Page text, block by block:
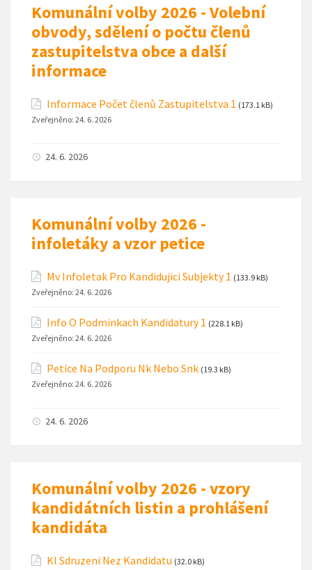
Komunální volby 2026 - Volební
obvody, sdělení o počtu členů
zastupitelstva obce a další
informace
Informace Počet členů Zastupitelstva 1 (173.1 kB)
Zveřejněno: 24. 6. 2026
24. 6. 2026
Komunální volby 2026 -
infoletáky a vzor petice
Mv Infoletak Pro Kandidujici Subjekty 1 (133.9 kB)
Zveřejněno: 24. 6. 2026
Info O Podminkach Kandidatury 1 (228.1 kB)
Zveřejněno: 24. 6. 2026
Petice Na Podporu Nk Nebo Snk (19.3 kB)
Zveřejněno: 24. 6. 2026
24. 6. 2026
Komunální volby 2026 - vzory
kandidátních listin a prohlášení
kandidáta
Kl Sdruzeni Nez Kandidatu (32.0 kB)